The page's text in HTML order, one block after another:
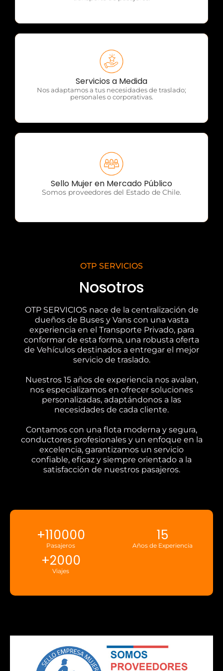
Servicios a Medida
Nos adaptamos a tus necesidades de traslado;
personales o corporativas.
OTP Servicios
Sello Mujer en Mercado Público
Somos proveedores del Estado de Chile.
OTP Servicios
OTP SERVICIOS
Nosotros
OTP SERVICIOS nace de la centralización de
dueños de Buses y Vans con una vasta
experiencia en el Transporte Privado, para
conformar de esta forma, una robusta oferta
de Vehículos destinados a entregar el mejor
servicio de traslado.
Nuestros 15 años de experiencia nos avalan,
nos especializamos en ofrecer soluciones
personalizadas, adaptándonos a las
necesidades de cada cliente.
Contamos con una flota moderna y segura,
conductores profesionales y un enfoque en la
excelencia, garantizamos un servicio
confiable, eficaz y siempre orientado a la
satisfacción de nuestros pasajeros.
Pasajeros
+110000
Años de Experiencia
15
Viajes
+2000